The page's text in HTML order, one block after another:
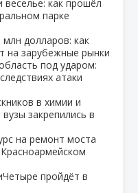
веселье: как прошёл
парке
млн долларов: как
на зарубежные рынки
под ударом:
атаки
в химии и
закрепились в
на ремонт моста
пройдёт в